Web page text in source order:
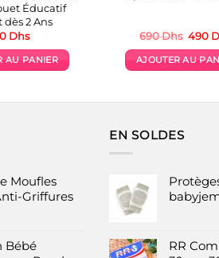
dès 2 Ans
Dhs
AU PANIER
690Dhs Le
initial
était :
490
AJOUTER AU
Moufles
Griffures
Bébé
EN SOLDES
RR